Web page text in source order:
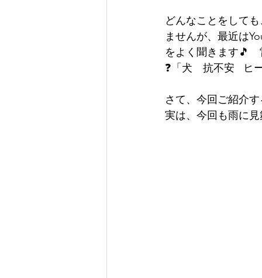
どんなことをして
ませんが、最近は
をよく聞きます🎵
❓「犬　抗不安   ヒ
さて、今回ご紹介
実は、今回も雨に